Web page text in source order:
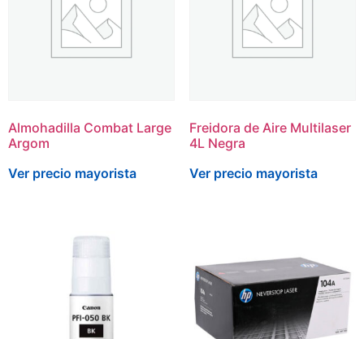
Almohadilla Combat Large
Argom
Ver precio mayorista
Freidora de Aire Multilaser
4L Negra
Ver precio mayorista